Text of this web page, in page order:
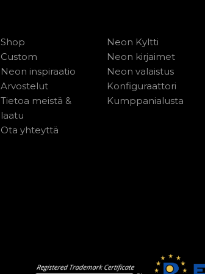
Shop
Custom
Neon inspiraatio
Arvostelut
Tietoa meistä &
laatu
Ota yhteyttä
Neon Kyltti
Neon kirjaimet
Neon valaistus
Konfiguraattori
Kumppanialusta